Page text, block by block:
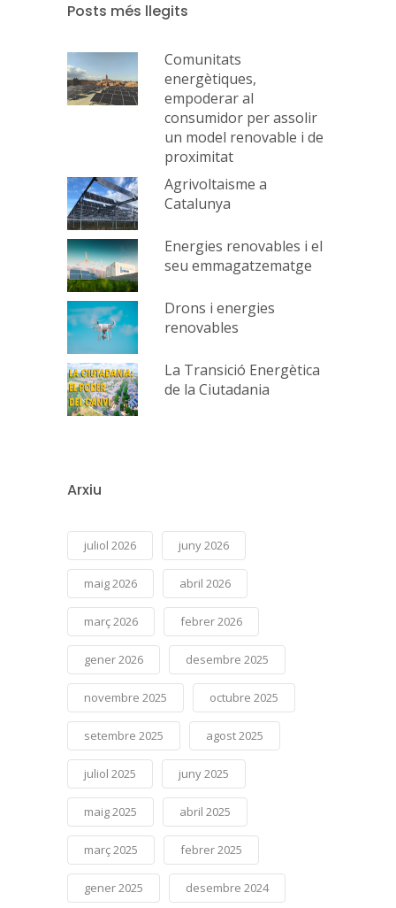
Posts més llegits
Comunitats
energètiques,
empoderar al
consumidor per assolir
un model renovable i de
proximitat
Agrivoltaisme a
Catalunya
Energies renovables i el
seu emmagatzematge
Drons i energies
renovables
La Transició Energètica
de la Ciutadania
Arxiu
juliol 2026 juny 2026
maig 2026 abril 2026
març 2026 febrer 2026
gener 2026 desembre 2025
novembre 2025 octubre 2025
setembre 2025 agost 2025
juliol 2025 juny 2025
maig 2025 abril 2025
març 2025 febrer 2025
gener 2025 desembre 2024